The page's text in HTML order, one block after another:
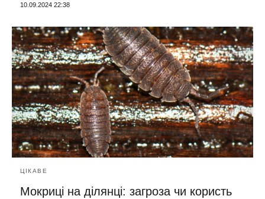
10.09.2024 22:38
ЦІКАВЕ
Мокриці на ділянці: загроза чи користь